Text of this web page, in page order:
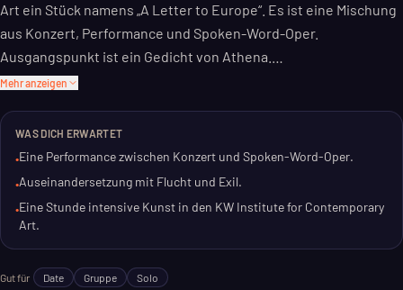
Art ein Stück namens „A Letter to Europe“. Es ist eine Mischung
aus Konzert, Performance und Spoken-Word-Oper.
Ausgangspunkt ist ein Gedicht von Athena.
gastiert. Das Abendprogramm widmet sich den Themen Flucht
und Exil.
Auseinandersetzung. Erwarte keine leichte Kost, sondern
Kunst, die zum Nachdenken anregt.
Mehr anzeigen
WAS DICH ERWARTET
•Eine Performance zwischen Konzert und Spoken-Word-Oper.
•Auseinandersetzung mit Flucht und Exil.
•Eine Stunde intensive Kunst in den KW Institute for Contemporary
Art.
Gut für Date Gruppe Solo